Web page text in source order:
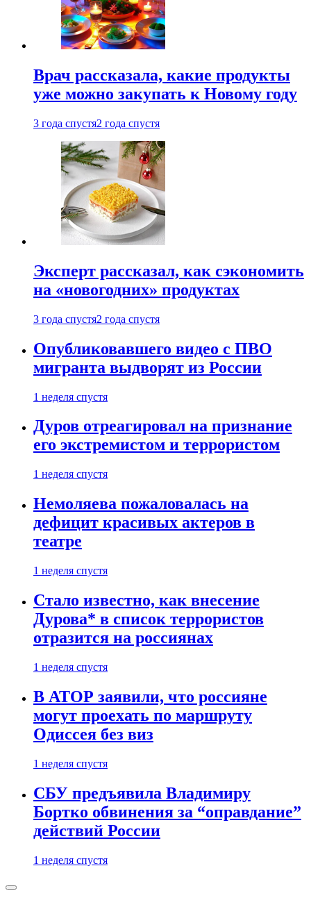
Врач рассказала, какие продукты
уже можно закупать к Новому году
3 года спустя2 года спустя
Эксперт рассказал, как сэкономить
на «новогодних» продуктах
3 года спустя2 года спустя
Опубликовавшего видео с ПВО
мигранта выдворят из России
1 неделя спустя
Дуров отреагировал на признание
его экстремистом и террористом
1 неделя спустя
Немоляева пожаловалась на
дефицит красивых актеров в
театре
1 неделя спустя
Стало известно, как внесение
Дурова* в список террористов
отразится на россиянах
1 неделя спустя
В АТОР заявили, что россияне
могут проехать по маршруту
Одиссея без виз
1 неделя спустя
СБУ предъявила Владимиру
Бортко обвинения за “оправдание”
действий России
1 неделя спустя